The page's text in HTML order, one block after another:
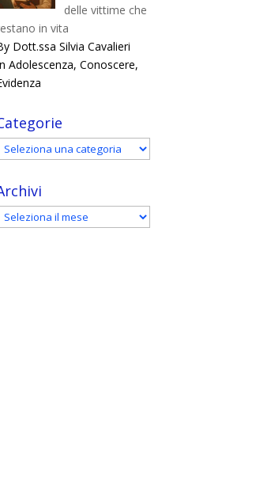
delle vittime che
in vita
Dott.ssa Silvia Cavalieri
Adolescenza, Conoscere,
Categorie
Archivi